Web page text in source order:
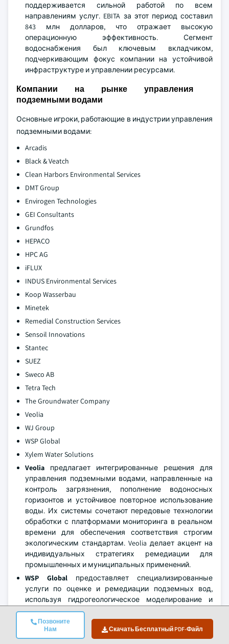
Позвоните
Нам
Скачать Бесплатный PDF-Файл
поддерживается сильной работой по всем
направлениям услуг. EBITA за этот период составил
843 млн долларов, что отражает высокую
операционную эффективность. Сегмент
водоснабжения был ключевым вкладчиком,
подчеркивающим фокус компании на устойчивой
инфраструктуре и управлении ресурсами.
Компании на рынке управления
подземными водами
Основные игроки, работающие в индустрии управления
подземными водами:
Arcadis
Black & Veatch
Clean Harbors Environmental Services
DMT Group
Envirogen Technologies
GEI Consultants
Grundfos
HEPACO
HPC AG
iFLUX
INDUS Environmental Services
Koop Wasserbau
Minetek
Remedial Construction Services
Sensoil Innovations
Stantec
SUEZ
Sweco AB
Tetra Tech
The Groundwater Company
Veolia
WJ Group
WSP Global
Xylem Water Solutions
Veolia предлагает интегрированные решения для
управления подземными водами, направленные на
контроль загрязнения, пополнение водоносных
горизонтов и устойчивое повторное использование
воды. Их системы сочетают передовые технологии
обработки с платформами мониторинга в реальном
времени для обеспечения соответствия строгим
экологическим стандартам. Veolia делает акцент на
индивидуальных стратегиях ремедиации для
промышленных и муниципальных применений.
WSP Global предоставляет специализированные
услуги по оценке и ремедиации подземных вод,
используя гидрогеологическое моделирование и
предиктивную аналитику. Их экспертиза включает
управление сложными сценариями загрязнения,
оптимизацию извлечения подземных вод и